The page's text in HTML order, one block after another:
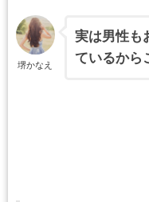
堺かなえ
実は男性も
ているから